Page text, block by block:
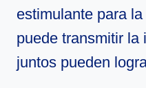
estimulante para
puede transmitir la
juntos pueden